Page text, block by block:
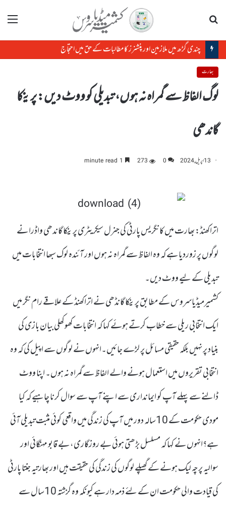
مینو
بھارت
لوگ الفاظ سے گمراہ نہ ہوں، تبدیلی کو ووٹ دیں: پرینکا
گاندھی
13 اپریل, 2024 0
273
اتراکھنڈ: بھارت میں کانگریس پارٹی کی جنرل سیکریٹری پرینکا گاندھی واڈرا نے
لوگوں پر زوردیا ہے کہ وہ الفاظ سے گمراہ نہ ہوں اور آئندہ لوک سبھا انتخابات میں
تبدیلی کے لیے ووٹ دیں۔
کشمیرمیڈیاسروس کے مطابق پرینکا گانڈھی نے اتراکھنڈ کے علاقے رام نگر میں
ایک انتخابی ریلی سے خطاب کرتے ہوئے کہا کہ انتخابات کھوکھلی بیان بازی کی
بنیاد پر نہیں بلکہ حقیقی مسائل پر لڑے جائیں۔انہوں نے لوگوں سے اپیل کی کہ وہ
انتخابی تقریروں میں استعمال ہونے والے الفاظ سے گمراہ نہ ہوں۔ اپنا ووٹ
ڈالنے سے پہلے آپ کو ایمانداری سے اپنے آپ سے سوال کرنا چاہیے کہ کیا
مودی حکومت کے 10سالہ دور میں آپ کی زندگی میں واقعی کوئی مثبت تبدیلی آئی
ہے؟انہوں نے کہا کہ مسلسل بڑھتی ہوئی بے روزگاری، بے قابو مہنگائی اور
سوالیہ پرچہ لیک ہونے کے گھپلے لوگوں کی زندگی کی حقیقت ہیں اور بھارتیہ جنتا پارٹی
کی قیادت والی حکومت ان کے لئے ذمہ دار ہے کیونکہ وہ گزشتہ 10سال سے